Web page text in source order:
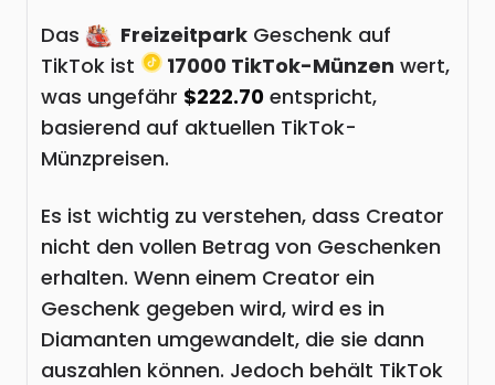
Das Freizeitpark Geschenk auf
TikTok ist
17000 TikTok-Münzen wert,
was ungefähr $222.70 entspricht,
basierend auf aktuellen TikTok-
Münzpreisen.
Es ist wichtig zu verstehen, dass Creator
nicht den vollen Betrag von Geschenken
erhalten. Wenn einem Creator ein
Geschenk gegeben wird, wird es in
Diamanten umgewandelt, die sie dann
auszahlen können. Jedoch behält TikTok